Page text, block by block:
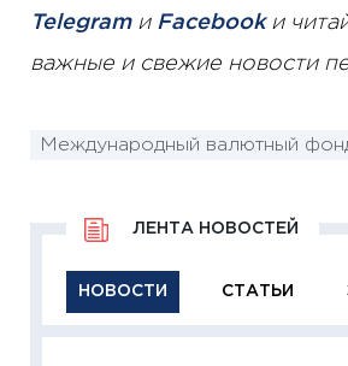
Telegramи Facebookи
важные и свежие новости
Международный валютный
НОВОСТИ СТАТЬИ
ЛЕНТА НОВОСТЕЙ